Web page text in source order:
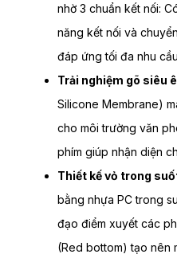
nhờ 3 chuẩn kết nối:
năng kết nối và
đáp ứng tối đa nhu
Trải nghiệm gõ siêu
Silicone Membrane)
cho môi trường văn
phím giúp nhận diện
Thiết kế vỏ trong
bằng nhựa PC trong
đạo điểm xuyết các
(Red bottom) tạo nên